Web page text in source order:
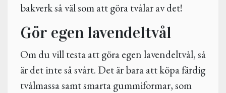
bakverk så väl som att göra tvålar av det!
Gör egen lavendeltvål
Om du vill testa att göra egen lavendeltvål, så
är det inte så svårt. Det är bara att köpa färdig
tvålmassa samt smarta gummiformar, som